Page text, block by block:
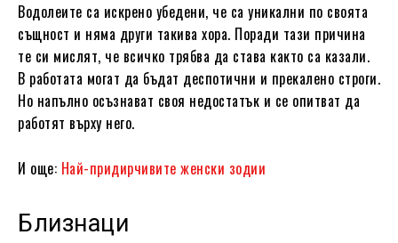
Водолеите са искрено убедени, че са уникални по своята
същност и няма други такива хора. Поради тази причина
те си мислят, че всичко трябва да става както са казали.
В работата могат да бъдат деспотични и прекалено строги.
Но напълно осъзнават своя недостатък и се опитват да
работят върху него.
И още: Най-придирчивите женски зодии
Близнаци